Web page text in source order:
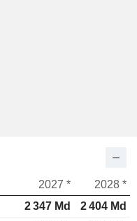
2027 *
2028 *
2 347 Md
2 404 Md